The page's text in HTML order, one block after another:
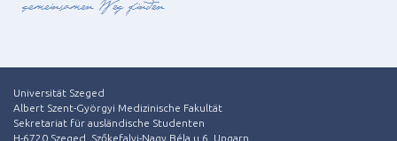
Universität Szeged
Albert Szent-Györgyi Medizinische Fakultät
Sekretariat für ausländische Studenten
H-6720 Szeged, Szőkefalvi-Nagy Béla u 6, Ungarn